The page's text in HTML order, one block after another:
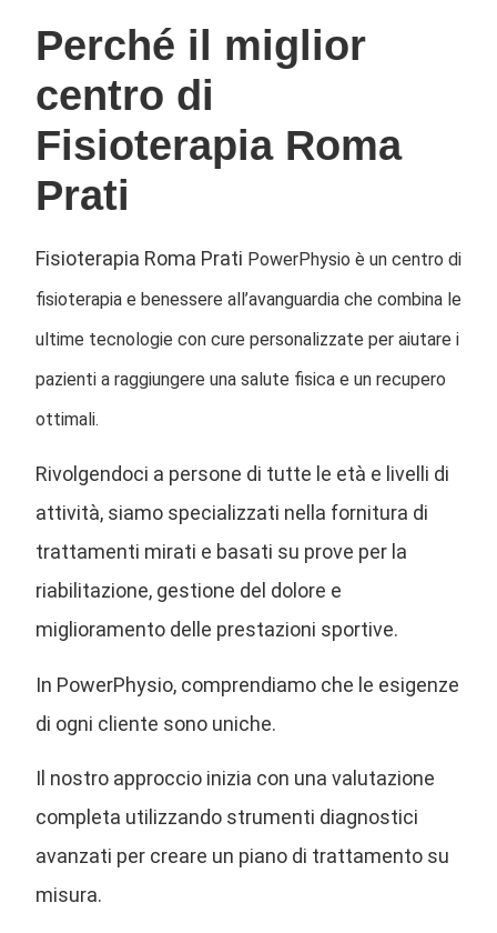
Perché il miglior
centro di
Fisioterapia Roma
Prati
Fisioterapia Roma Prati PowerPhysio è un centro di
fisioterapia e benessere all’avanguardia che combina le
ultime tecnologie con cure personalizzate per aiutare i
pazienti a raggiungere una salute fisica e un recupero
ottimali.
Rivolgendoci a persone di tutte le età e livelli di
attività, siamo specializzati nella fornitura di
trattamenti mirati e basati su prove per la
riabilitazione, gestione del dolore e
miglioramento delle prestazioni sportive.
In PowerPhysio, comprendiamo che le esigenze
di ogni cliente sono uniche.
Il nostro approccio inizia con una valutazione
completa utilizzando strumenti diagnostici
avanzati per creare un piano di trattamento su
misura.